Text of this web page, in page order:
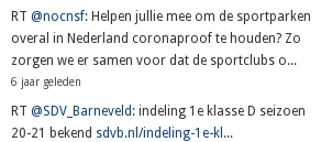
RT@nocnsf: Helpen jullie mee om de sportparken
overal in Nederland coronaproof te houden? Zo
zorgen we er samen voor dat de sportclubs o...
6 jaar geleden
RT@SDV_Barneveld : indeling 1e klasse D seizoen
20-21 bekend sdvb.nl/indeling-1e-kl...